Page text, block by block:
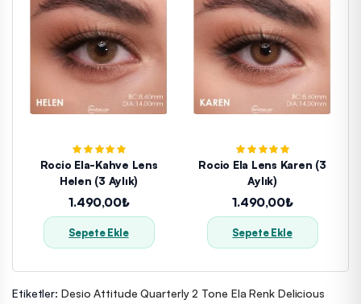
Rocio Ela-Kahve Lens
Helen (3 Aylık)
1.490,00₺
Sepete Ekle
Rocio Ela Lens Karen (3
Aylık)
1.490,00₺
Sepete Ekle
Etiketler: Desio Attitude Quarterly 2 Tone Ela Renk Delicious